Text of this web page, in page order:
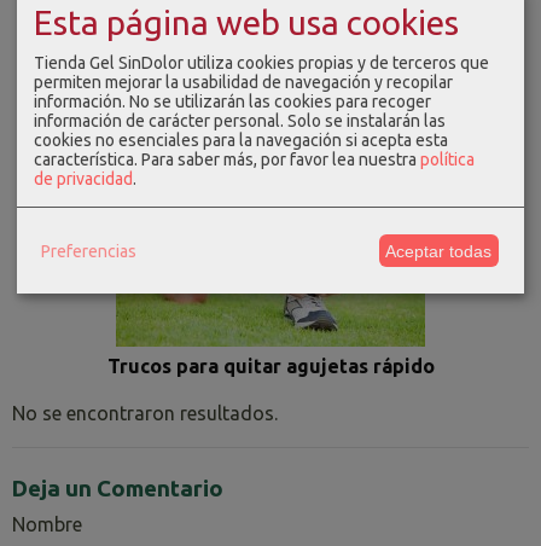
Beneficios de la actividad física para la salud
Ejercicios de bajo impacto para huesos y
articulaciones
Trucos para quitar agujetas rápido
No se encontraron resultados.
Deja un Comentario
Nombre
Esta página web usa cookies
Tienda Gel SinDolor utiliza cookies propias y de terceros que
permiten mejorar la usabilidad de navegación y recopilar
información. No se utilizarán las cookies para recoger
información de carácter personal. Solo se instalarán las
cookies no esenciales para la navegación si acepta esta
característica. Para saber más, por favor lea nuestra política
de privacidad.
Preferencias Aceptar todas